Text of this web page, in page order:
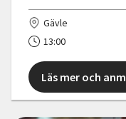
Gävle
13:00
Läs mer och